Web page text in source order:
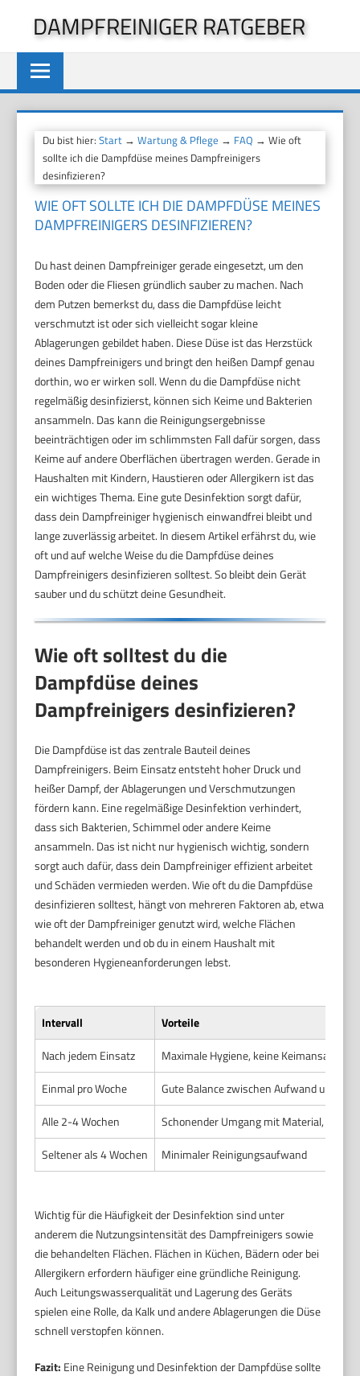
springen
DAMPFREINIGER RATGEBER
Du bist hier:Start →Wartung & Pflege → FAQ → Wie oft
sollte ich die Dampfdüse meines Dampfreinigers
desinfizieren?
WIE OFT SOLLTE ICH DIE DAMPFDÜSE MEINES
DAMPFREINIGERS DESINFIZIEREN?
Du hast deinen Dampfreiniger gerade eingesetzt, um den
Boden oder die Fliesen gründlich sauber zu machen. Nach
dem Putzen bemerkst du, dass die Dampfdüse leicht
verschmutzt ist oder sich vielleicht sogar kleine
Ablagerungen gebildet haben. Diese Düse ist das Herzstück
deines Dampfreinigers und bringt den heißen Dampf genau
dorthin, wo er wirken soll. Wenn du die Dampfdüse nicht
regelmäßig desinfizierst, können sich Keime und Bakterien
ansammeln. Das kann die Reinigungsergebnisse
beeinträchtigen oder im schlimmsten Fall dafür sorgen, dass
Keime auf andere Oberflächen übertragen werden. Gerade in
Haushalten mit Kindern, Haustieren oder Allergikern ist das
ein wichtiges Thema. Eine gute Desinfektion sorgt dafür,
dass dein Dampfreiniger hygienisch einwandfrei bleibt und
lange zuverlässig arbeitet. In diesem Artikel erfährst du, wie
oft und auf welche Weise du die Dampfdüse deines
Dampfreinigers desinfizieren solltest. So bleibt dein Gerät
sauber und du schützt deine Gesundheit.
Wie oft solltest du die
Dampfdüse deines
Dampfreinigers desinfizieren?
Die Dampfdüse ist das zentrale Bauteil deines
Dampfreinigers. Beim Einsatz entsteht hoher Druck und
heißer Dampf, der Ablagerungen und Verschmutzungen
fördern kann. Eine regelmäßige Desinfektion verhindert,
dass sich Bakterien, Schimmel oder andere Keime
ansammeln. Das ist nicht nur hygienisch wichtig, sondern
sorgt auch dafür, dass dein Dampfreiniger effizient arbeitet
und Schäden vermieden werden. Wie oft du die Dampfdüse
desinfizieren solltest, hängt von mehreren Faktoren ab, etwa
wie oft der Dampfreiniger genutzt wird, welche Flächen
behandelt werden und ob du in einem Haushalt mit
besonderen Hygieneanforderungen lebst.
Intervall
Vorteile
Nach jedem Einsatz
Maximale Hygiene, keine
Einmal pro Woche
Gute Balance zwischen Aufwand und
Alle 2-4 Wochen
Schonender Umgang mit Material,
Seltener als 4 Wochen
Minimaler Reinigungsaufwand
Wichtig für die Häufigkeit der Desinfektion sind unter
anderem die Nutzungsintensität des Dampfreinigers sowie
die behandelten Flächen. Flächen in Küchen, Bädern oder bei
Allergikern erfordern häufiger eine gründliche Reinigung.
Auch Leitungswasserqualität und Lagerung des Geräts
spielen eine Rolle, da Kalk und andere Ablagerungen die Düse
schnell verstopfen können.
Fazit: Eine Reinigung und Desinfektion der Dampfdüse sollte